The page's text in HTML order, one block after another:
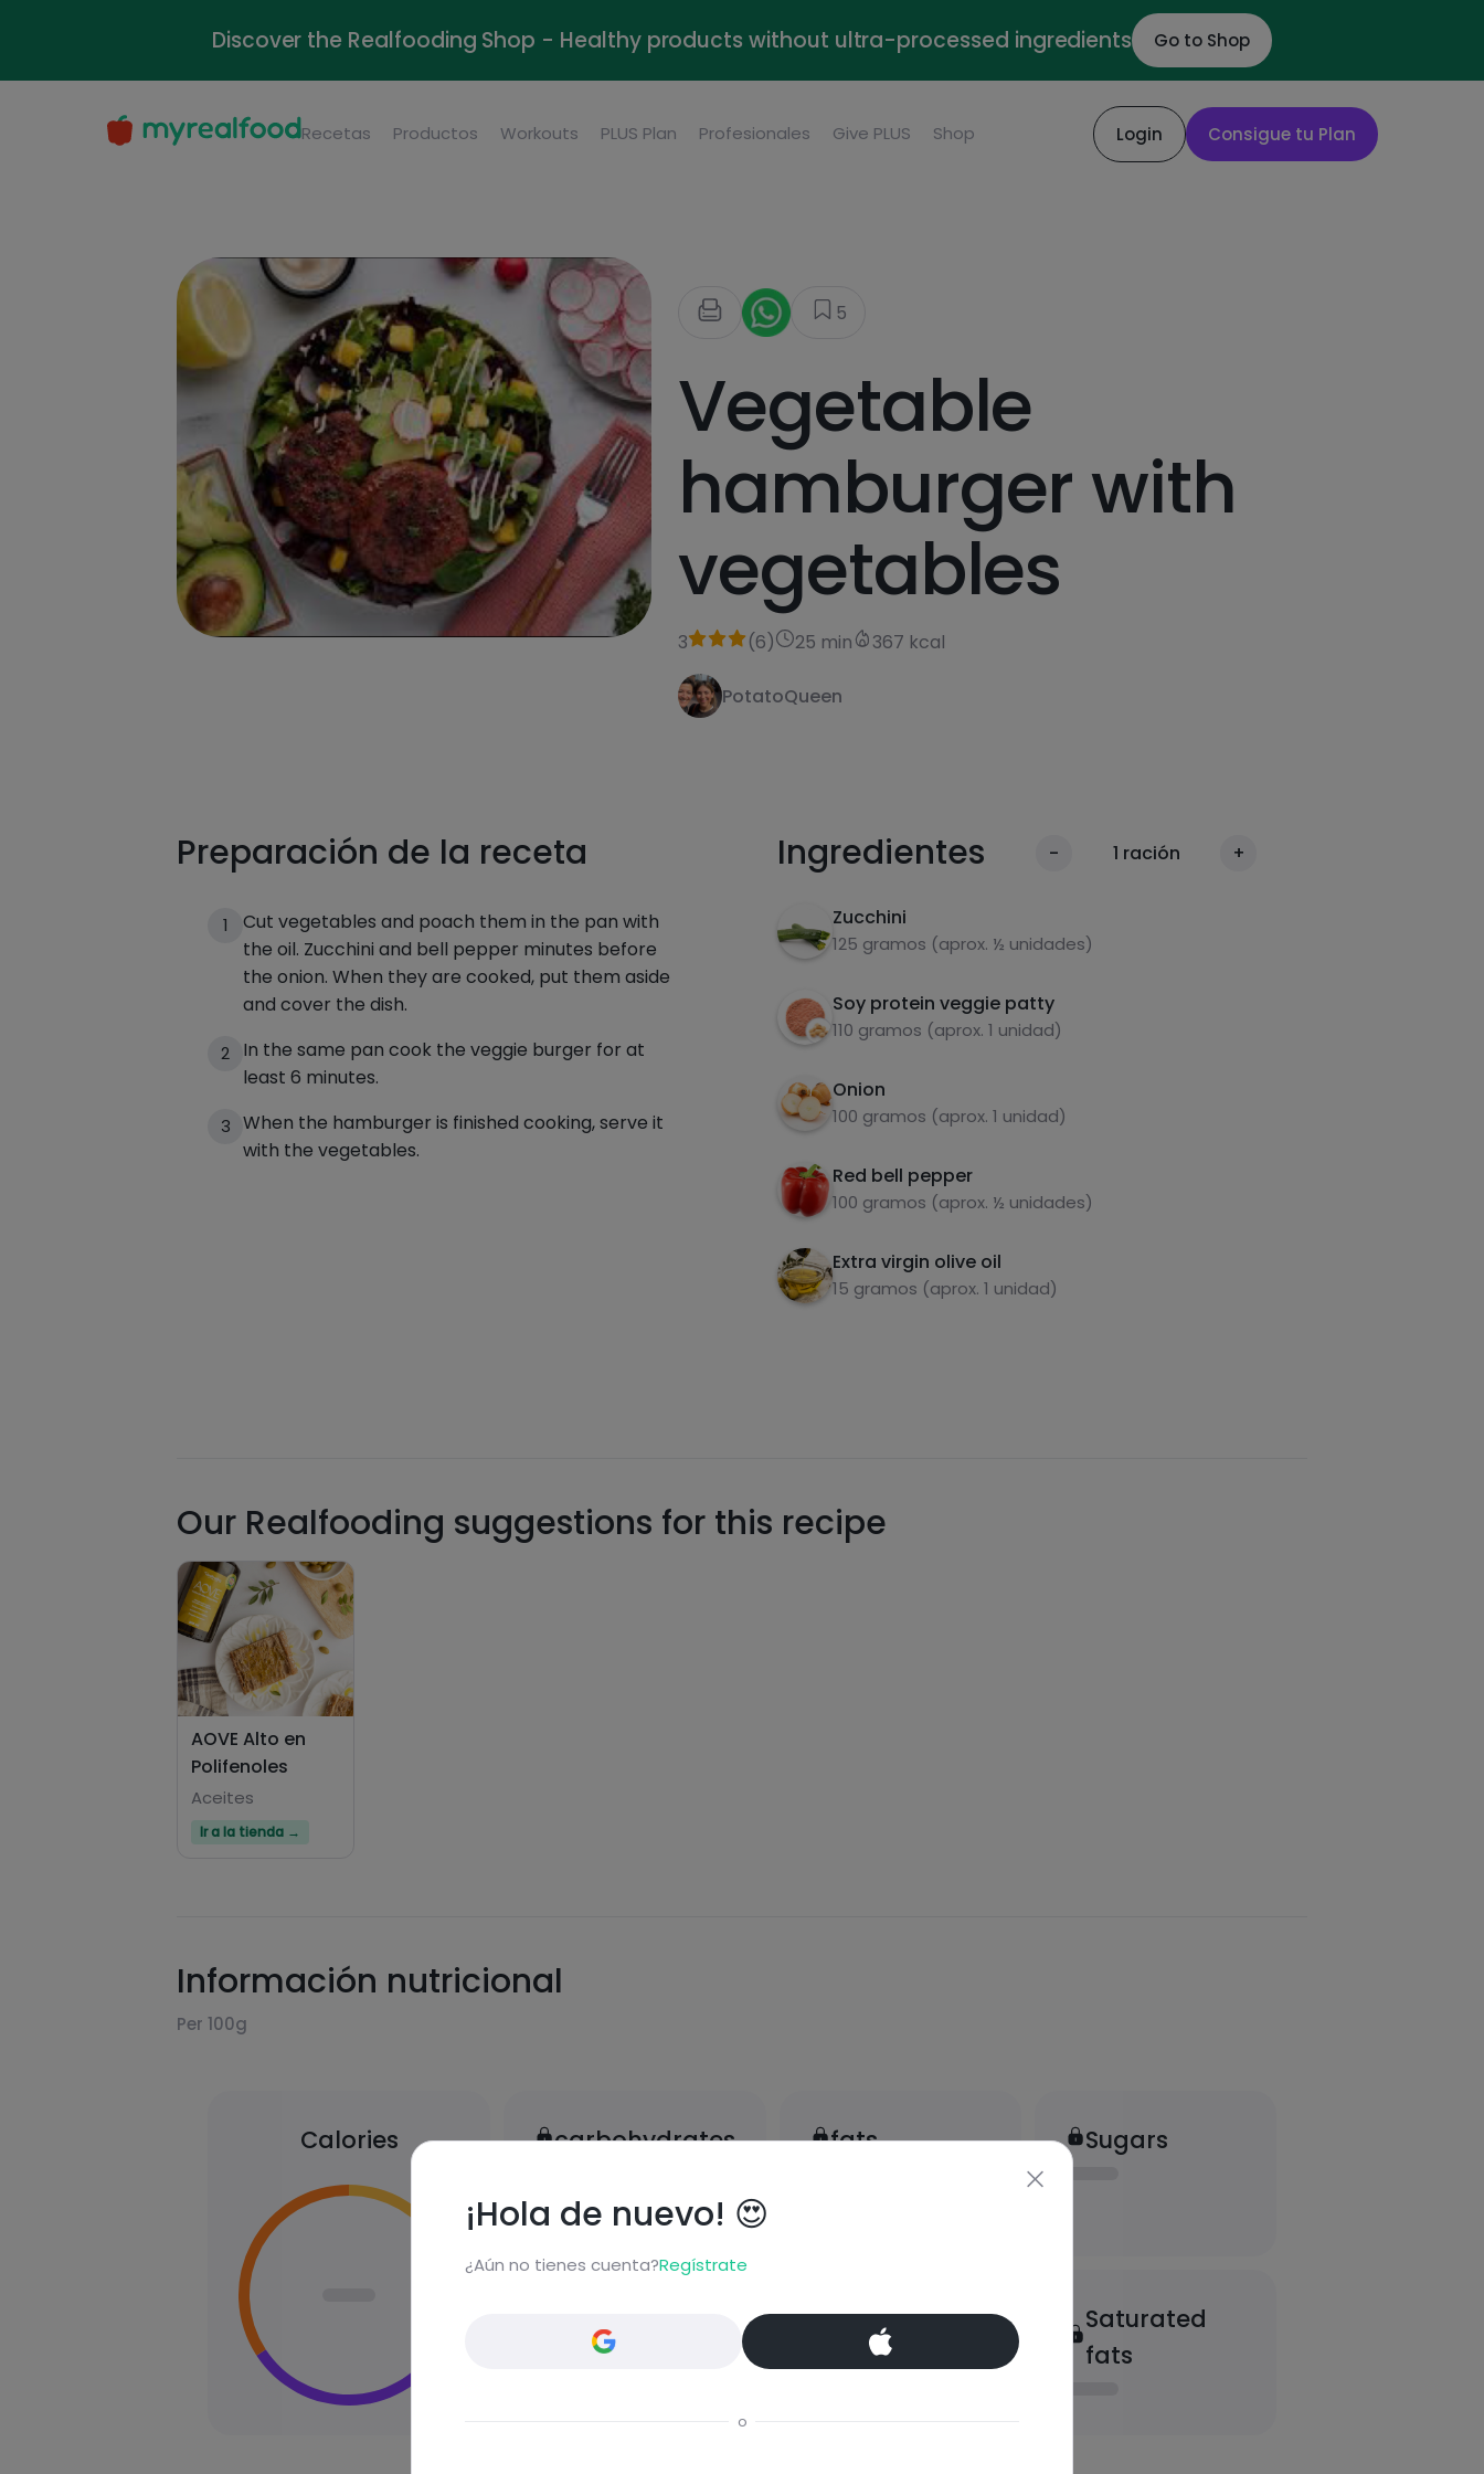
Discover the Realfooding Shop - Healthy products without ultra-processed ingredients Go to Shop
Recetas Productos Workouts PLUS Plan Profesionales Give PLUS Shop Login Consigue tu Plan
5
Vegetable
hamburger with
vegetables
3 (6) 25 min 367 kcal
PotatoQueen
Preparación de la receta
1
Cut vegetables and poach them in the pan with
the oil. Zucchini and bell pepper minutes before
the onion. When they are cooked, put them aside
and cover the dish.
2
In the same pan cook the veggie burger for at
least 6 minutes.
3 When the hamburger is finished cooking, serve it
with the vegetables.
Ingredientes - 1 ración +
Zucchini
125 gramos (aprox. ½ unidades)
Soy protein veggie patty
110 gramos (aprox. 1 unidad)
Onion
100 gramos (aprox. 1 unidad)
Red bell pepper
100 gramos (aprox. ½ unidades)
Extra virgin olive oil
15 gramos (aprox. 1 unidad)
Our Realfooding suggestions for this recipe
AOVE Alto en
Polifenoles
Aceites
Ir a la tienda →
Información nutricional
Per 100g
Calories carbohydrates fats
salt
Sugars
Saturated
fats
¡Hola de nuevo! 😍
¿Aún no tienes cuenta?Regístrate
o